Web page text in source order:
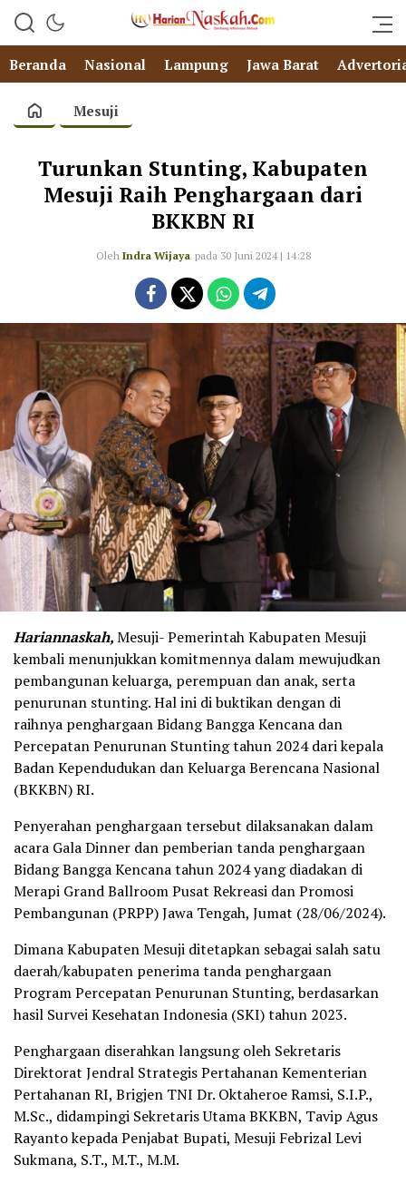
Beranda Nasional Lampung Jawa Barat
Mesuji
Turunkan Stunting, Kabupaten
Mesuji Raih Penghargaan dari
BKKBN RI
Oleh Indra Wijaya pada 30 Juni 2024 | 14:28
Hariannaskah,Mesuji- Pemerintah Kabupaten Mesuji
kembali menunjukkan komitmennya dalam mewujudkan
pembangunan keluarga, perempuan dan anak, serta
penurunan stunting. Hal ini di buktikan dengan di
raihnya penghargaan Bidang Bangga Kencana dan
Percepatan Penurunan Stunting tahun 2024 dari kepala
Badan Kependudukan dan Keluarga Berencana Nasional
(BKKBN) RI.
Penyerahan penghargaan tersebut dilaksanakan dalam
acara Gala Dinner dan pemberian tanda penghargaan
Bidang Bangga Kencana tahun 2024 yang diadakan di
Merapi Grand Ballroom Pusat Rekreasi dan Promosi
Pembangunan (PRPP) Jawa Tengah, Jumat (28/06/2024).
Dimana Kabupaten Mesuji ditetapkan sebagai salah satu
daerah/kabupaten penerima tanda penghargaan
Program Percepatan Penurunan Stunting, berdasarkan
hasil Survei Kesehatan Indonesia (SKI) tahun 2023.
Penghargaan diserahkan langsung oleh Sekretaris
Direktorat Jendral Strategis Pertahanan Kementerian
Pertahanan RI, Brigjen TNI Dr. Oktaheroe Ramsi, S.I.P.,
M.Sc., didampingi Sekretaris Utama BKKBN, Tavip Agus
Rayanto kepada Penjabat Bupati, Mesuji Febrizal Levi
Sukmana, S.T., M.T., M.M.